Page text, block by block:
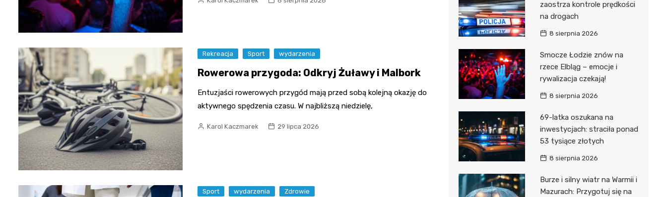
Kino
Rekreacja Sport wydarzenia
Rowerowa przygoda: Odkryj Żuławy i Malbork
Entuzjaści rowerowych przygód mają przed sobą kolejną okazję do
aktywnego spędzenia czasu. W najbliższą niedzielę,
Karol Kaczmarek 29 lipca 2026
Sport wydarzenia Zdrowie
zaostrza kontrole prędkości
na drogach
8 sierpnia 2026
Smocze Łodzie znów na
rzece Elbląg – emocje i
rywalizacja czekają!
8 sierpnia 2026
69-latka oszukana na
inwestycjach: straciła ponad
53 tysiące złotych
8 sierpnia 2026
Burze i silny wiatr na Warmii i
Mazurach: Przygotuj się na